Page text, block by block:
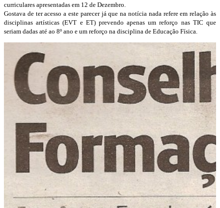
curriculares apresentadas em 12 de Dezembro.
Gostava de ter acesso a este parecer já que na notícia nada refere em relação às
disciplinas artísticas (EVT e ET) prevendo apenas um reforço nas TIC que
seriam dadas até ao 8º ano e um reforço na disciplina de Educação Física.